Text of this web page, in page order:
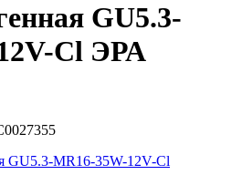
GU5.3-
Cl ЭРА